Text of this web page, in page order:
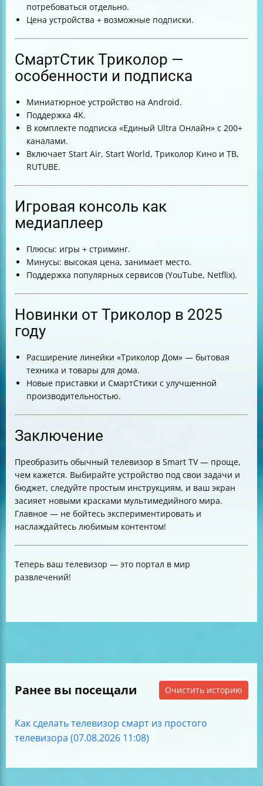
потребоваться отдельно.
Цена устройства + возможные подписки.
СмартСтик Триколор —
особенности и подписка
Миниатюрное устройство на Android.
Поддержка 4K.
В комплекте подписка «Единый Ultra Онлайн» с 200+
каналами.
Включает Start Air, Start World, Триколор Кино и ТВ,
RUTUBE.
Игровая консоль как
медиаплеер
Плюсы: игры + стриминг.
Минусы: высокая цена, занимает место.
Поддержка популярных сервисов (YouTube, Netflix).
Новинки от Триколор в 2025
году
Расширение линейки «Триколор Дом» — бытовая
техника и товары для дома.
Новые приставки и СмартСтики с улучшенной
производительностью.
Заключение
Преобразить обычный телевизор в Smart TV — проще,
чем кажется. Выбирайте устройство под свои задачи и
бюджет, следуйте простым инструкциям, и ваш экран
засияет новыми красками мультимедийного мира.
Главное — не бойтесь экспериментировать и
наслаждайтесь любимым контентом!
Теперь ваш телевизор — это портал в мир
развлечений!
Ранее вы посещали Очистить историю
Как сделать телевизор смарт из простого
телевизора (07.08.2026 11:08)